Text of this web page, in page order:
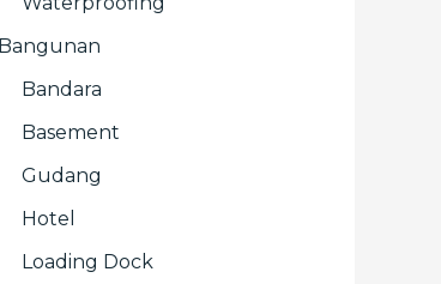
Bangunan
Bandara
Basement
Gudang
Hotel
Loading Dock